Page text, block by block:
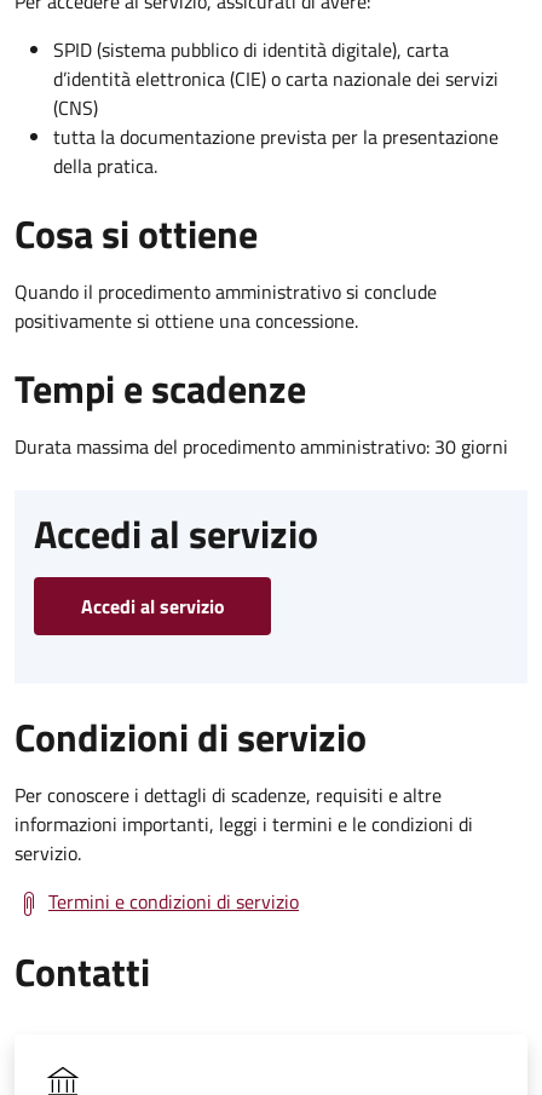
SPID (sistema pubblico di identità digitale), carta
d’identità elettronica (CIE) o carta nazionale dei servizi
(CNS)
tutta la documentazione prevista per la presentazione
della pratica.
Cosa si ottiene
Quando il procedimento amministrativo si conclude
positivamente si ottiene una concessione.
Tempi e scadenze
Durata massima del procedimento amministrativo: 30 giorni
Accedi al servizio
Accedi al servizio
Condizioni di servizio
Per conoscere i dettagli di scadenze, requisiti e altre
informazioni importanti, leggi i termini e le condizioni di
servizio.
Termini e condizioni di servizio
Contatti